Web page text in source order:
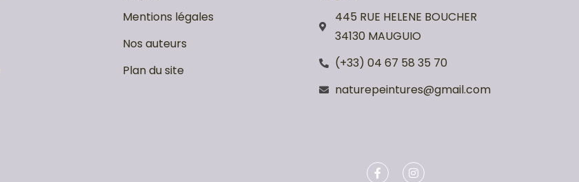
Mentions légales
Nos auteurs
Plan du site
445 RUE HELENE BOUCHER
34130 MAUGUIO
(+33) 04 67 58 35 70
naturepeintures@gmail.com